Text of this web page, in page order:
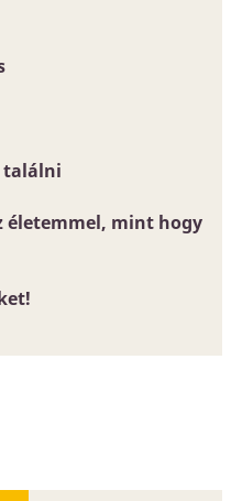
találni
életemmel, mint hogy